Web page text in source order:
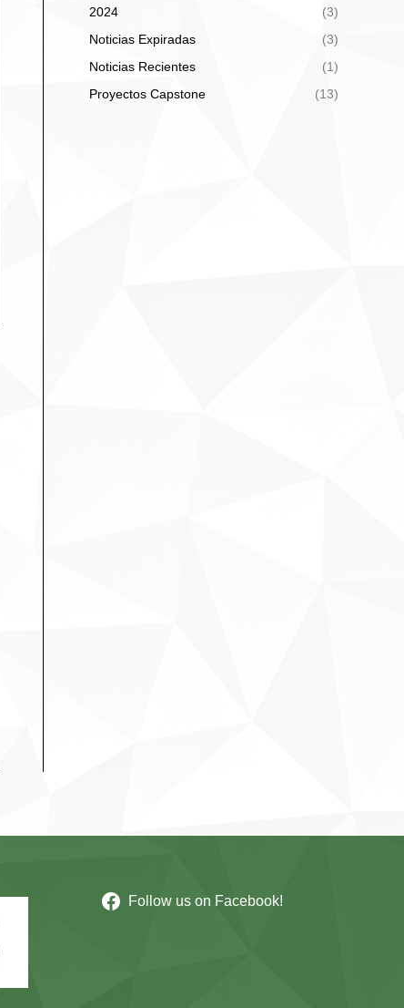
2024
(3)
Noticias Expiradas
(3)
Noticias Recientes
(1)
Proyectos Capstone
(13)
Follow us on Facebook!